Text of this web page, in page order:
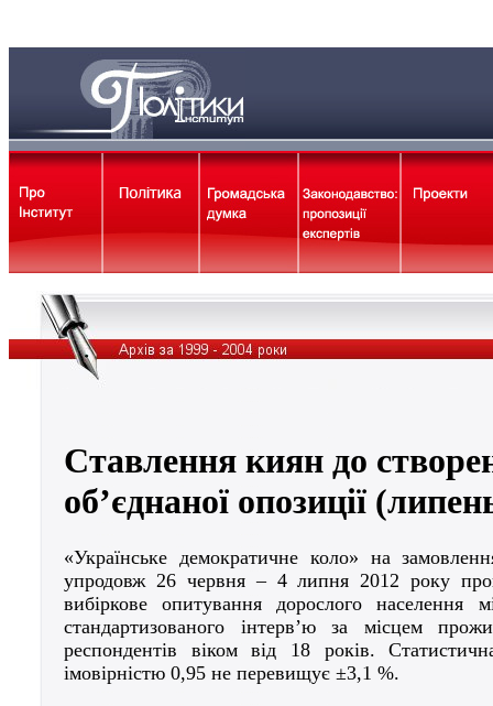
Ставлення киян до
об’єднаної опозиції
«Українське демократичне коло» на
упродовж 26 червня – 4 липня 2012 року
вибіркове опитування дорослого населення
стандартизованого інтерв’ю за місцем
респондентів віком від 18 років.
імовірністю 0,95 не перевищує ±3,1 %.